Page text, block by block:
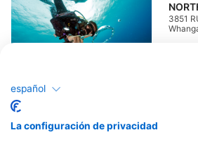
Freedive Aotearoa
30 Selwyn Road, 0200 Paihia,
Nueva Zelanda
3851
español
La configuración de privacidad